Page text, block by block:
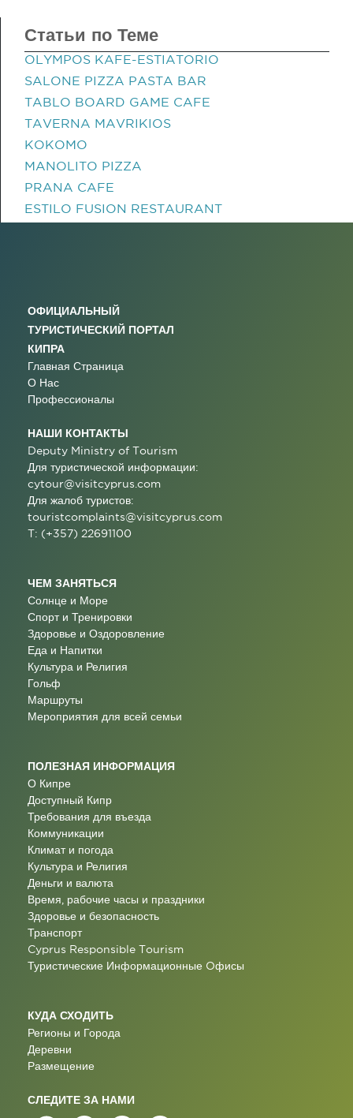
Статьи по Теме
OLYMPOS KAFE-ESTIATORIO
SALONE PIZZA PASTA BAR
TABLO BOARD GAME CAFE
TAVERNA MAVRIKIOS
KOKOMO
MANOLITO PIZZA
PRANA CAFE
ESTILO FUSION RESTAURANT
ОФИЦИАЛЬНЫЙ
ТУРИСТИЧЕСКИЙ ПОРТАЛ
КИПРА
Главная Страница
О Нас
Профессионалы
НАШИ КОНТАКТЫ
Deputy Ministry of Tourism
Для туристической информации:
cytour@visitcyprus.com
Для жалоб туристов:
touristcomplaints@visitcyprus.com
T: (+357) 22691100
ЧЕМ ЗАНЯТЬСЯ
Солнце и Море
Спорт и Тренировки
Здоровье и Оздоровление
Еда и Напитки
Культура и Религия
Гольф
Маршруты
Мероприятия для всей семьи
ПОЛЕЗНАЯ ИНФОРМАЦИЯ
О Кипре
Доступный Кипр
Требования для въезда
Коммуникации
Климат и погода
Культура и Религия
Деньги и валюта
Время, рабочие часы и праздники
Здоровье и безопасность
Транспорт
Cyprus Responsible Tourism
Туристические Информационные Oфисы
КУДА СХОДИТЬ
Регионы и Города
Деревни
Размещение
СЛЕДИТЕ ЗА НАМИ